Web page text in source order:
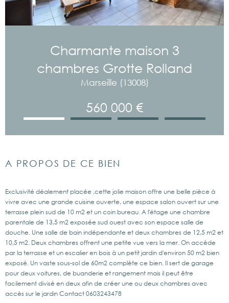
Charmante maison 3
chambres Grotte Rolland
Marseille (13008)
560 000 €
A PROPOS DE CE BIEN
Exclusivité déalement placée ,cette jolie maison offre une belle pièce à
vivre avec une grande cuisine ouverte, une espace salon ouvert sur une
terrasse plein sud de 10 m2 et un coin bureau. A l'étage une chambre
parentale de 13,5 m2 exposée sud ouest avec son espace salle de
douche. Une salle de bain indépendante et deux chambres de 12,5 m2 et
10,5 m2. Deux chambres offrent une petite vue vers la mer. On accède
par la terrasse et un escalier en bois à un petit jardin d'environ 50 m2 bien
exposé. Un vaste sous-sol de 60m2 complète ce bien. Il sert de garage
pour deux voitures, de buanderie et rangement mais il peut être
facilement divisé en deux afin de créer une ou deux chambres avec
accès sur le jardin Contact 0603243478